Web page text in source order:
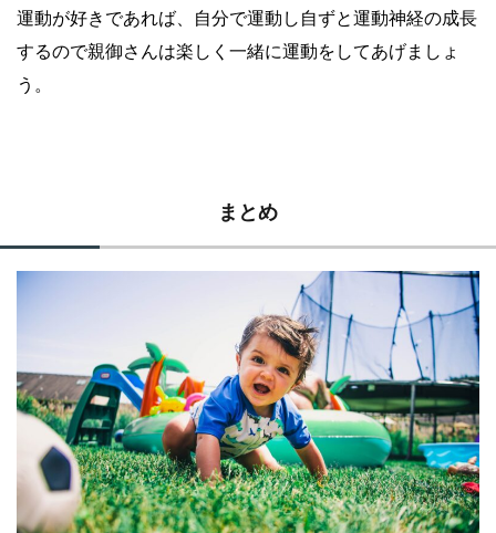
運動が好きであれば、自分で運動し自ずと運動神経の成長
するので親御さんは楽しく一緒に運動をしてあげましょ
う。
まとめ